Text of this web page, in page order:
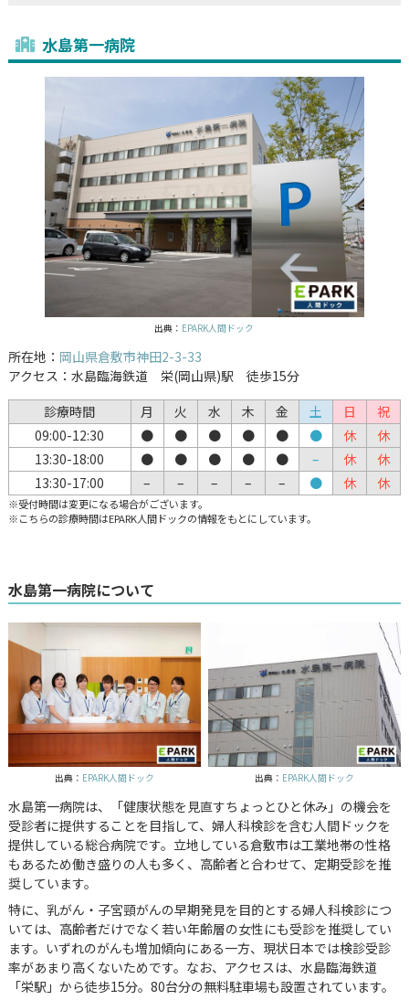
水島第一病院
出典： EPARK人間ドック
所在地： 岡山県倉敷市神田2-3-33
アクセス：水島臨海鉄道 栄(岡山県)駅 徒歩15分
診療時間
月 火 水 木 金 土 日
祝
09:00-12:30
● ● ● ● ● ● 休
休
13:30-18:00
● ● ● ● ● – 休
休
13:30-17:00
– – – – – ● 休 休
※受付時間は変更になる場合がございます。
※こちらの診療時間はEPARK人間ドックの情報をもとにしています。
水島第一病院について
出典： EPARK人間ドック 出典： EPARK人間ドック
水島第一病院は、「健康状態を見直すちょっとひと休み」の機会を
受診者に提供することを目指して、婦人科検診を含む人間ドックを
提供している総合病院です。立地している倉敷市は工業地帯の性格
もあるため働き盛りの人も多く、高齢者と合わせて、定期受診を推
奨しています。
特に、乳がん・子宮頸がんの早期発見を目的とする婦人科検診につ
いては、高齢者だけでなく若い年齢層の女性にも受診を推奨してい
ます。いずれのがんも増加傾向にある一方、現状日本では検診受診
率があまり高くないためです。なお、アクセスは、水島臨海鉄道
「栄駅」から徒歩15分。80台分の無料駐車場も設置されています。